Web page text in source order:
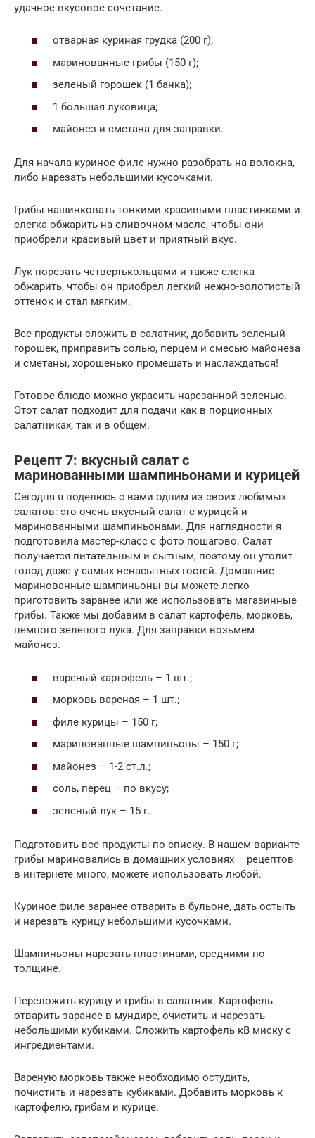
удачное вкусовое сочетание.
отварная куриная грудка (200 г);
маринованные грибы (150 г);
зеленый горошек (1 банка);
1 большая луковица;
майонез и сметана для заправки.
Для начала куриное филе нужно разобрать на волокна,
либо нарезать небольшими кусочками.
Грибы нашинковать тонкими красивыми пластинками и
слегка обжарить на сливочном масле, чтобы они
приобрели красивый цвет и приятный вкус.
Лук порезать четвертькольцами и также слегка
обжарить, чтобы он приобрел легкий нежно-золотистый
оттенок и стал мягким.
Все продукты сложить в салатник, добавить зеленый
горошек, приправить солью, перцем и смесью майонеза
и сметаны, хорошенько промешать и наслаждаться!
Готовое блюдо можно украсить нарезанной зеленью.
Этот салат подходит для подачи как в порционных
салатниках, так и в общем.
Рецепт 7: вкусный салат с
маринованными шампиньонами и курицей
Сегодня я поделюсь с вами одним из своих любимых
салатов: это очень вкусный салат с курицей и
маринованными шампиньонами. Для наглядности я
подготовила мастер-класс с фото пошагово. Салат
получается питательным и сытным, поэтому он утолит
голод даже у самых ненасытных гостей. Домашние
маринованные шампиньоны вы можете легко
приготовить заранее или же использовать магазинные
грибы. Также мы добавим в салат картофель, морковь,
немного зеленого лука. Для заправки возьмем
майонез.
вареный картофель – 1 шт.;
морковь вареная – 1 шт.;
филе курицы – 150 г;
маринованные шампиньоны – 150 г;
майонез – 1-2 ст.л.;
соль, перец – по вкусу;
зеленый лук – 15 г.
Подготовить все продукты по списку. В нашем варианте
грибы мариновались в домашних условиях – рецептов
в интернете много, можете использовать любой.
Куриное филе заранее отварить в бульоне, дать остыть
и нарезать курицу небольшими кусочками.
Шампиньоны нарезать пластинами, средними по
толщине.
Переложить курицу и грибы в салатник. Картофель
отварить заранее в мундире, очистить и нарезать
небольшими кубиками. Сложить картофель кВ миску с
ингредиентами.
Вареную морковь также необходимо остудить,
почистить и нарезать кубиками. Добавить морковь к
картофелю, грибам и курице.